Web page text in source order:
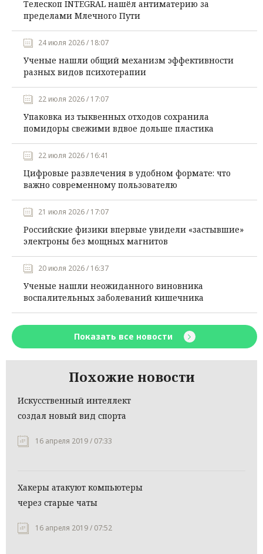
Телескоп INTEGRAL нашёл антиматерию за
пределами Млечного Пути
24 июля 2026 / 18:07
Ученые нашли общий механизм эффективности
разных видов психотерапии
22 июля 2026 / 17:07
Упаковка из тыквенных отходов сохранила
помидоры свежими вдвое дольше пластика
22 июля 2026 / 16:41
Цифровые развлечения в удобном формате: что
важно современному пользователю
21 июля 2026 / 17:07
Российские физики впервые увидели «застывшие»
электроны без мощных магнитов
20 июля 2026 / 16:37
Ученые нашли неожиданного виновника
воспалительных заболеваний кишечника
Показать все новости
Похожие новости
Искусственный интеллект
создал новый вид спорта
16 апреля 2019 / 07:33
Хакеры атакуют компьютеры
через старые чаты
16 апреля 2019 / 07:52